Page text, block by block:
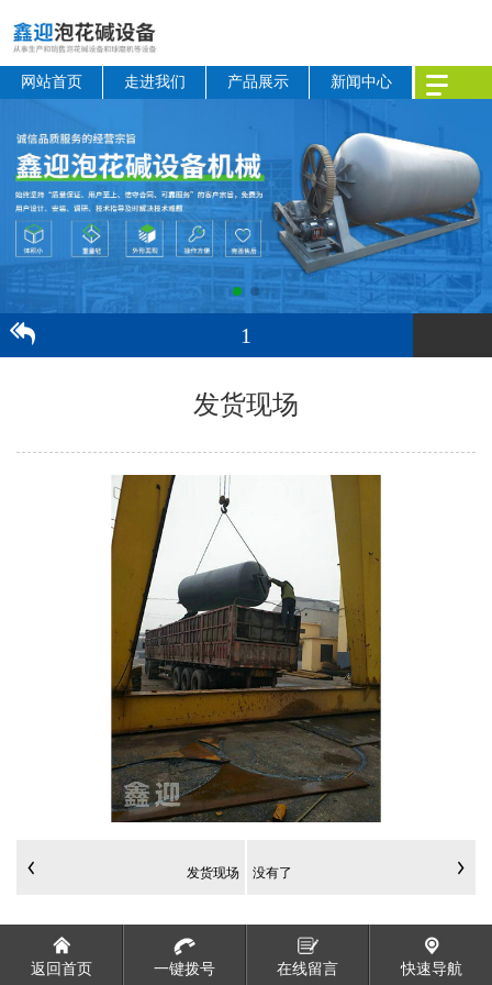
网站首页 走进我们 产品展示 新闻中心
1
发货现场
发货现场 没有了
返回首页 一键拨号 在线留言 快速导航